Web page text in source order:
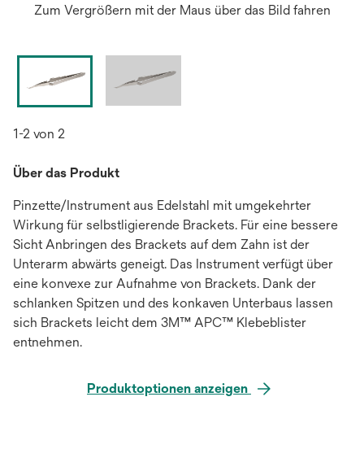
Zum Vergrößern mit der Maus über das Bild fahren
1-2 von 2
Über das Produkt
Pinzette/Instrument aus Edelstahl mit umgekehrter
Wirkung für selbstligierende Brackets. Für eine bessere
Sicht Anbringen des Brackets auf dem Zahn ist der
Unterarm abwärts geneigt. Das Instrument verfügt über
eine konvexe zur Aufnahme von Brackets. Dank der
schlanken Spitzen und des konkaven Unterbaus lassen
sich Brackets leicht dem 3M™ APC™ Klebeblister
entnehmen.
Produktoptionen anzeigen